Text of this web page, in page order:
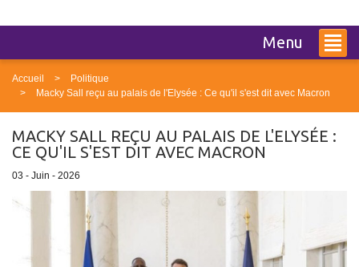
Menu
Accueil
Politique
Macky Sall reçu au palais de l'Elysée : Ce qu'il s'est dit avec Macron
MACKY SALL REÇU AU PALAIS DE L'ELYSÉE :
CE QU'IL S'EST DIT AVEC MACRON
03 - Juin - 2026